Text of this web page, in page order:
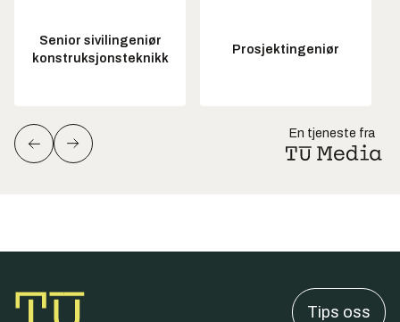
Senior sivilingeniør
konstruksjonsteknikk
Prosjektingeniør
En tjeneste fra
Tips oss